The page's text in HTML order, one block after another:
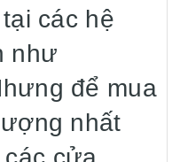
các hệ
như
để mua
nhất